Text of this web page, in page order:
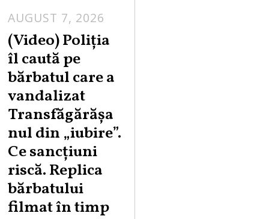
AUGUST 7, 2026
U
G
S
7
,
(Video) Poliția
îl caută pe
bărbatul care a
vandalizat
Transfăgărășa
nul din „iubire”.
Ce sancțiuni
riscă. Replica
bărbatului
filmat în timp